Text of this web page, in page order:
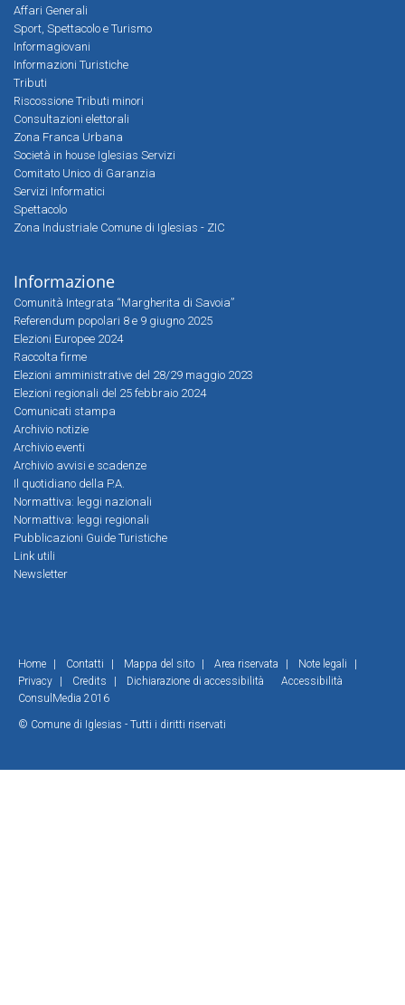
Affari Generali
Sport, Spettacolo e Turismo
Informagiovani
Informazioni Turistiche
Tributi
Riscossione Tributi minori
Consultazioni elettorali
Zona Franca Urbana
Società in house Iglesias Servizi
Comitato Unico di Garanzia
Servizi Informatici
Spettacolo
Zona Industriale Comune di Iglesias - ZIC
Informazione
Comunità Integrata “Margherita di Savoia”
Referendum popolari 8 e 9 giugno 2025
Elezioni Europee 2024
Raccolta firme
Elezioni amministrative del 28/29 maggio 2023
Elezioni regionali del 25 febbraio 2024
Comunicati stampa
Archivio notizie
Archivio eventi
Archivio avvisi e scadenze
Il quotidiano della P.A.
Normattiva: leggi nazionali
Normattiva: leggi regionali
Pubblicazioni Guide Turistiche
Link utili
Newsletter
Home Contatti Mappa del sito Area riservata Note legali
Privacy
Credits Dichiarazione di accessibilità
Accessibilità
ConsulMedia 2016
© Comune di Iglesias - Tutti i diritti riservati